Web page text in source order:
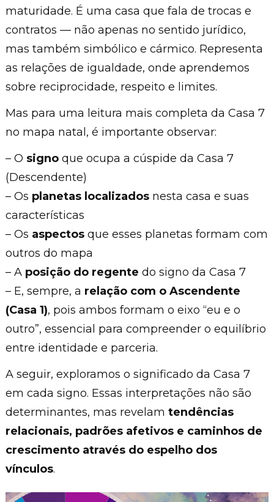
maturidade. É uma casa que fala de trocas e
contratos — não apenas no sentido jurídico,
mas também simbólico e cármico. Representa
as relações de igualdade, onde aprendemos
sobre reciprocidade, respeito e limites.
Mas para uma leitura mais completa da Casa 7
no mapa natal, é importante observar:
– O signoque ocupa a cúspide da Casa 7
(Descendente)
– Os planetas localizadosnesta casa e suas
características
– Os aspectosque esses planetas formam com
outros do mapa
– A posição do regente do signo da Casa 7
– E, sempre, a relação com o Ascendente
(Casa 1), pois ambos formam o eixo “eu e o
outro”, essencial para compreender o equilíbrio
entre identidade e parceria.
A seguir, exploramos o significado da Casa 7
em cada signo. Essas interpretações não são
determinantes, mas revelam tendências
relacionais, padrões afetivos e caminhos de
crescimento através do espelho dos
vínculos.